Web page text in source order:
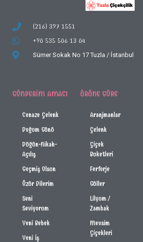
(216) 397 1551
+90 535 506 13 04
Sümer Sokak No 17 Tuzla / İstanbul
GÖNDERIM AMACI
Cenaze Çelenk
Doğum Günü
Düğün-Nikah-
Açılış
Geçmiş Olsun
Özür Dilerim
Seni
Seviyorum
Yeni Bebek
Yeni İş
ÜRÜNE GÖRE
Aranjmanlar
Çelenk
Çiçek
Buketleri
Ferforje
Güller
Lilyum /
Zambak
Mevsim
Çiçekleri